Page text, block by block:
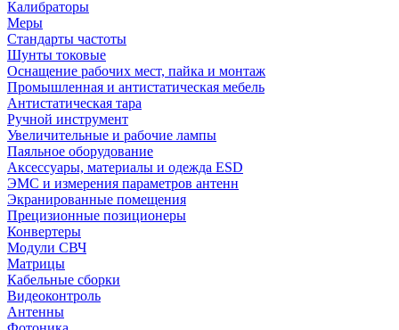
Калибраторы
Меры
Стандарты частоты
Шунты токовые
Оснащение рабочих мест, пайка и монтаж
Промышленная и антистатическая мебель
Антистатическая тара
Ручной инструмент
Увеличительные и рабочие лампы
Паяльное оборудование
Аксессуары, материалы и одежда ESD
ЭМС и измерения параметров антенн
Экранированные помещения
Прецизионные позиционеры
Конвертеры
Модули СВЧ
Матрицы
Кабельные сборки
Видеоконтроль
Антенны